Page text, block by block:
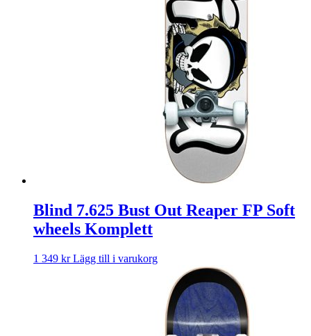
Blind 7.625 Bust Out Reaper FP Soft
wheels Komplett
1 349 kr Lägg till i varukorg